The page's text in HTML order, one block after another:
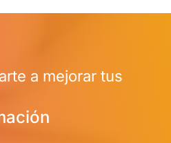
a mejorar tus